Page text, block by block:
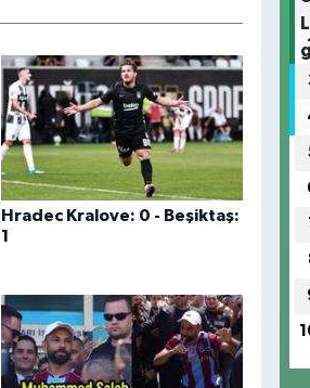
Hradec Kralove: 0 - Beşiktaş:
1